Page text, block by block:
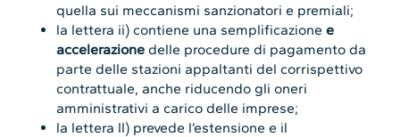
quella sui meccanismi sanzionatori e premiali;
la lettera ii) contiene una semplificazionee
accelerazione delle procedure di pagamento da
parte delle stazioni appaltanti del corrispettivo
contrattuale, anche riducendo gli oneri
amministrativi a carico delle imprese;
la lettera ll) prevede l’estensione e il